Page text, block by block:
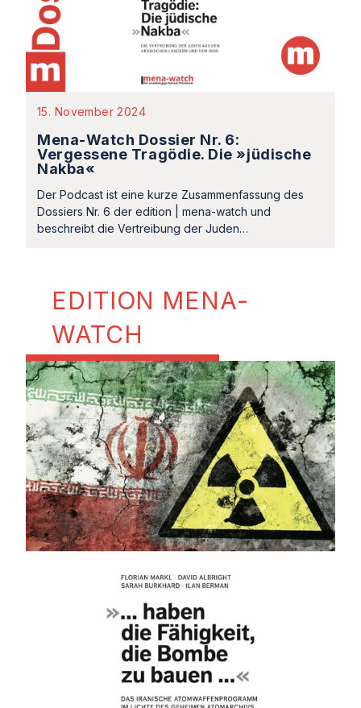
15. November 2024
Mena-Watch Dossier Nr. 6:
Vergessene Tragödie. Die »jüdische
Nakba«
Der Podcast ist eine kurze Zusammenfassung des
Dossiers Nr. 6 der edition | mena-watch und
beschreibt die Vertreibung der Juden…
EDITION MENA-
WATCH